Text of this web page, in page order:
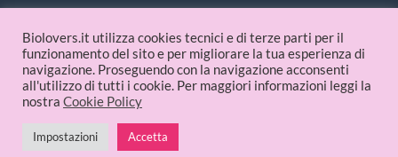
PAGAMENTI ACCETTATI
© 2026 Biolovers.it | P.IVA 09336481214
Biolovers.it utilizza cookies tecnici e di terze parti per il
funzionamento del sito e per migliorare la tua esperienza di
navigazione. Proseguendo con la navigazione acconsenti
all'utilizzo di tutti i cookie. Per maggiori informazioni leggi la
nostra Cookie Policy
Impostazioni Accetta